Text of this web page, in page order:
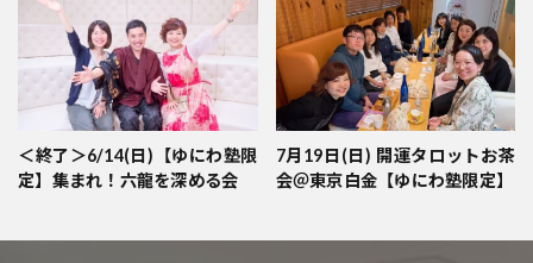
＜終了＞6/14(日)【ゆにわ塾限
定】集まれ！六龍を深める会
7月19日(日) 開運タロットお茶
会＠東京白金【ゆにわ塾限定】